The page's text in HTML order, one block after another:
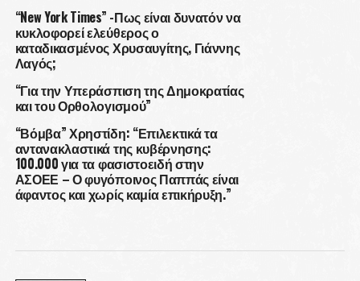
“New York Times” -Πως είναι δυνατόν να
κυκλοφορεί ελεύθερος ο
καταδικασμένος Χρυσαυγίτης, Γιάννης
Λαγός;
“Για την Υπεράσπιση της Δημοκρατίας
και του Ορθολογισμού”
“Βόμβα” Χρηστίδη: “Επιλεκτικά τα
αντανακλαστικά της κυβέρνησης:
100.000 για τα φασιστοειδή στην
ΑΣΟΕΕ – Ο φυγόποινος Παππάς είναι
άφαντος και χωρίς καμία επικήρυξη.”